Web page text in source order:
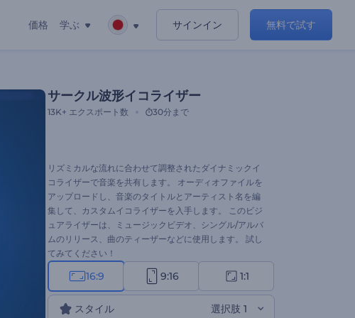
価格 学ぶ サインイン 無料で試す
サークル波形イコライザー
13K+ エクスポート数 30分まで
リズミカルな流れに合わせて調整されたダイナミックイ
コライザーで音楽を共有します。 オーディオファイルを
アップロードし、音楽のタイトルとアーティスト名を編
集して、カスタムイコライザーを入手します。 このビジ
ュアライザーは、ミュージックビデオ、シングル/アルバ
ムのリリース、曲のティーザーなどに使用します。 試し
てみてください！
16:9 9:16 1:1
スタイル 選択肢 1